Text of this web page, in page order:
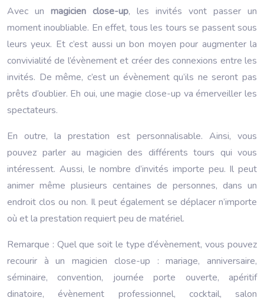
Avec un magicien close-up, les invités vont passer un
moment inoubliable. En effet, tous les tours se passent sous
leurs yeux. Et c’est aussi un bon moyen pour augmenter la
convivialité de l’évènement et créer des connexions entre les
invités. De même, c’est un évènement qu’ils ne seront pas
prêts d’oublier. Eh oui, une magie close-up va émerveiller les
spectateurs.
En outre, la prestation est personnalisable. Ainsi, vous
pouvez parler au magicien des différents tours qui vous
intéressent. Aussi, le nombre d’invités importe peu. Il peut
animer même plusieurs centaines de personnes, dans un
endroit clos ou non. Il peut également se déplacer n’importe
où et la prestation requiert peu de matériel.
Remarque : Quel que soit le type d’évènement, vous pouvez
recourir à un magicien close-up : mariage, anniversaire,
séminaire, convention, journée porte ouverte, apéritif
dinatoire, évènement professionnel, cocktail, salon